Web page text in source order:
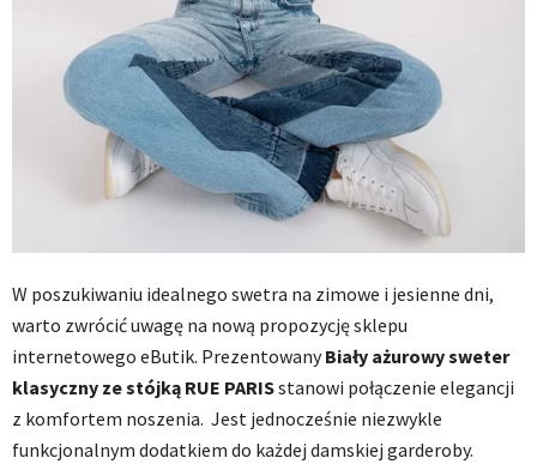
W poszukiwaniu idealnego swetra na zimowe i jesienne dni,
warto zwrócić uwagę na nową propozycję sklepu
internetowego eButik. PrezentowanyBiały ażurowy sweter
klasyczny ze stójką RUE PARISstanowi połączenie elegancji
z komfortem noszenia. Jest jednocześnie niezwykle
funkcjonalnym dodatkiem do każdej damskiej garderoby.